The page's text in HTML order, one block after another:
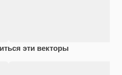
эти векторы